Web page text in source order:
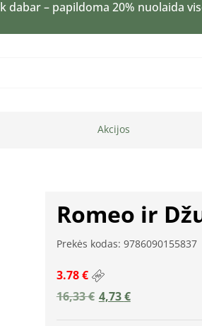
dabar – papildoma 20% nuolaida
Akcijos
Romeo ir
Prekės kodas: 9786090155837
3.78 €
16,33€ 4,73€